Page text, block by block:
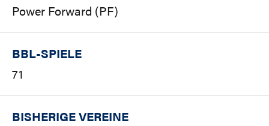
Power Forward (PF)
BBL-SPIELE
71
BISHERIGE VEREINE